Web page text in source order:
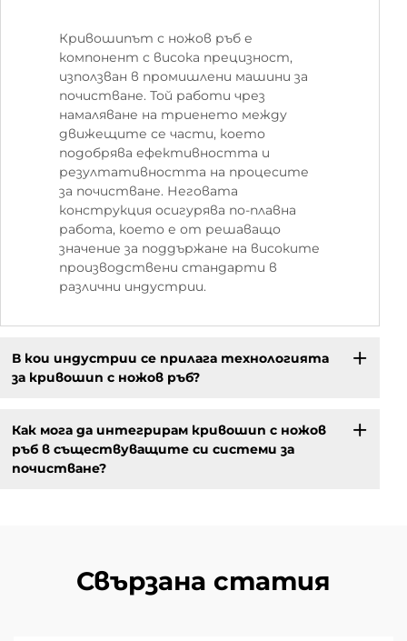
Кривошипът с ножов ръб е
компонент с висока прецизност,
използван в промишлени машини за
почистване. Той работи чрез
намаляване на триенето между
движещите се части, което
подобрява ефективността и
резултативността на процесите
за почистване. Неговата
конструкция осигурява по-плавна
работа, което е от решаващо
значение за поддържане на високите
производствени стандарти в
различни индустрии.
В кои индустрии се прилага технологията
за кривошип с ножов ръб?
Как мога да интегрирам кривошип с ножов
ръб в съществуващите си системи за
почистване?
Свързана статия